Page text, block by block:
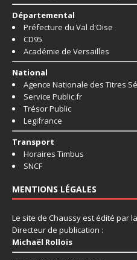
Départemental
Préfecture du Val d'Oise
CD95
Académie de Versailles
National
Agence Nationale des Titres
Service Public.fr
Trésor Public
Legifrance
Transport
Horaires Timbus
SNCF
MENTIONS LÉGALES
Le site de Chaussy est édité par
Directeur de publication :
Michaël Rollois